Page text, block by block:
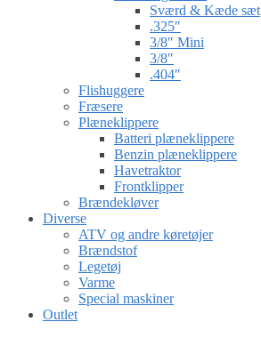
Sværd & Kæde sæt
.325″
3/8″ Mini
3/8″
.404″
Flishuggere
Fræsere
Plæneklippere
Batteri plæneklippere
Benzin plæneklippere
Havetraktor
Frontklipper
Brændekløver
Diverse
ATV og andre køretøjer
Brændstof
Legetøj
Varme
Special maskiner
Outlet